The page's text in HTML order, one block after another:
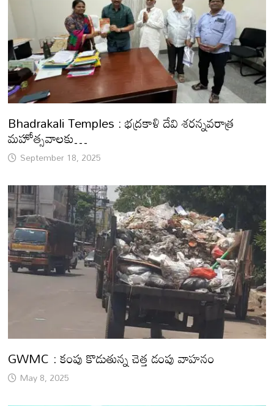
Bhadrakali Temples : భద్రకాళి దేవి శరన్నవరాత్ర
మహోత్సవాలకు…
September 18, 2025
GWMC : కంపు కొడుతున్న చెత్త డంపు వాహనం
May 8, 2025